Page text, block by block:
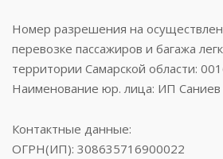
Номер разрешения на
перевозке пассажиров и багажа
территории Самарской области:
Наименование юр. лица: ИП Саниев
Контактные данные:
ОГРН(ИП): 308635716900022